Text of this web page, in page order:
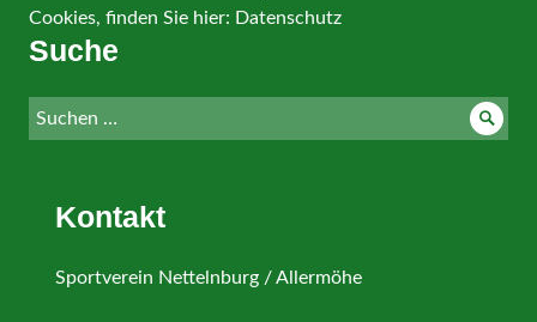
Cookies, finden Sie hier: Datenschutz
Suche
Suche
nach:
Kontakt
Sportverein Nettelnburg / Allermöhe